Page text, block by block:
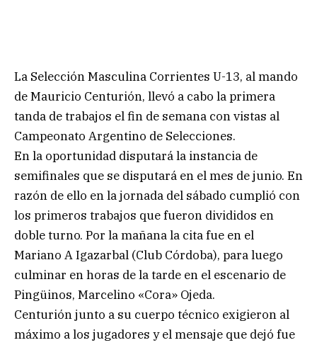
La Selección Masculina Corrientes U-13, al mando
de Mauricio Centurión, llevó a cabo la primera
tanda de trabajos el fin de semana con vistas al
Campeonato Argentino de Selecciones.
En la oportunidad disputará la instancia de
semifinales que se disputará en el mes de junio. En
razón de ello en la jornada del sábado cumplió con
los primeros trabajos que fueron divididos en
doble turno. Por la mañana la cita fue en el
Mariano A Igazarbal (Club Córdoba), para luego
culminar en horas de la tarde en el escenario de
Pingüinos, Marcelino «Cora» Ojeda.
Centurión junto a su cuerpo técnico exigieron al
máximo a los jugadores y el mensaje que dejó fue